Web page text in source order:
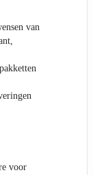
van
voor